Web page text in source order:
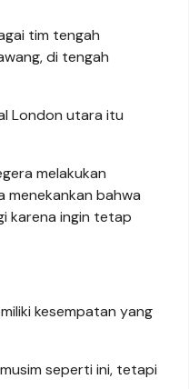
tim tengah
di tengah
London utara itu
melakukan
menekankan bahwa
karena ingin tetap
kesempatan yang
seperti ini, tetapi